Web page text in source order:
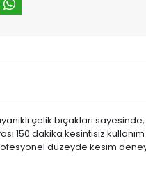
çelik bıçakları
150 dakika kesintisiz
düzeyde kesim